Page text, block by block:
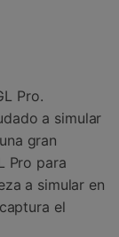
Pro.
a simular
gran
Pro para
a simular en
el